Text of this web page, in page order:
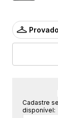
Cadastre
disponível: